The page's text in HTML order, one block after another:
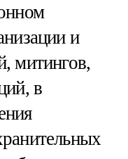
и
митингов,
в